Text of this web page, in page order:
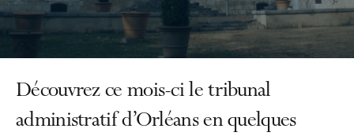
Découvrez ce mois-ci le tribunal
administratif d’Orléans en quelques